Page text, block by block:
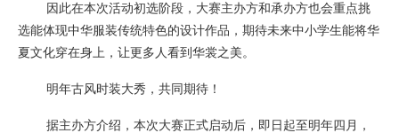
因此在本次活动初选阶段，大赛主办方和承办方也会重点挑
选能体现中华服装传统特色的设计作品，期待未来中小学生能将华
夏文化穿在身上，让更多人看到华裳之美。
明年古风时装大秀，共同期待！
据主办方介绍，本次大赛正式启动后，即日起至明年四月，